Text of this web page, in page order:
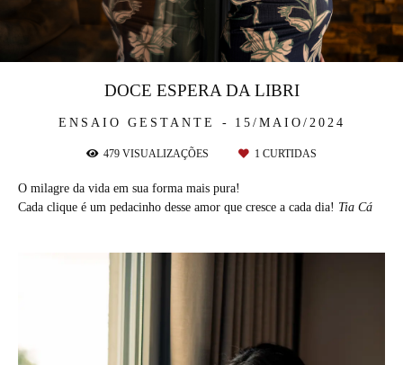
ENSAIO GESTANTE 15/MAIO/2024
DOCE ESPERA DA LIBRI
479 VISUALIZAÇÕES 1 CURTIDAS
O milagre da vida em sua forma mais pura!
Cada clique é um pedacinho desse amor que cresce a cada dia! Tia Cá